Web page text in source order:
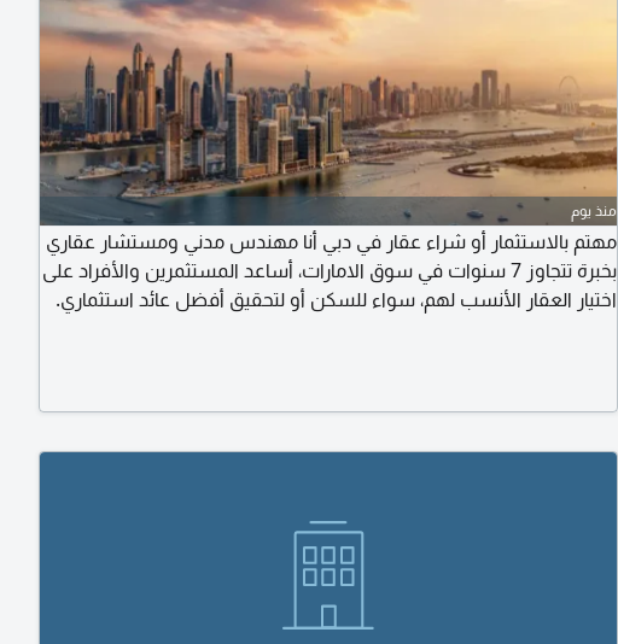
منذ يوم
مهتم بالاستثمار أو شراء عقار في دبي أنا مهندس مدني ومستشار عقاري
بخبرة تتجاوز 7 سنوات في سوق الامارات، أساعد المستثمرين والأفراد على
اختيار العقار الأنسب لهم، سواء للسكن أو لتحقيق أفضل عائد استثماري.